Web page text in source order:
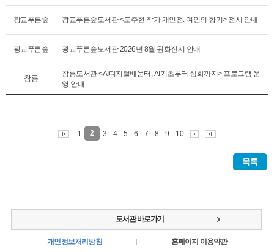
광교푸른숲 광교푸른숲도서관 <도주현 작가 개인전: 여인의 향기> 전시 안내
광교푸른숲 광교푸른숲도서관 2026년 8월 원화전시 안내
창룡
창룡도서관 <AI디지털배움터, AI기초부터 심화까지> 프로그램 운
영 안내
1 2 3 4 5 6 7 8 9 10
목록
개인정보처리방침 홈페이지 이용약관
도서관 바로가기